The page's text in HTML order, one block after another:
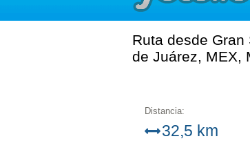
Ruta desde
de Juárez, MEX,
Distancia:
32,5 km